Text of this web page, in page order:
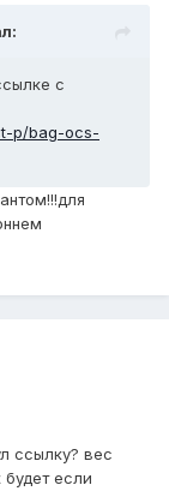
с
p/bag-ocs-
ссылку? вес
если